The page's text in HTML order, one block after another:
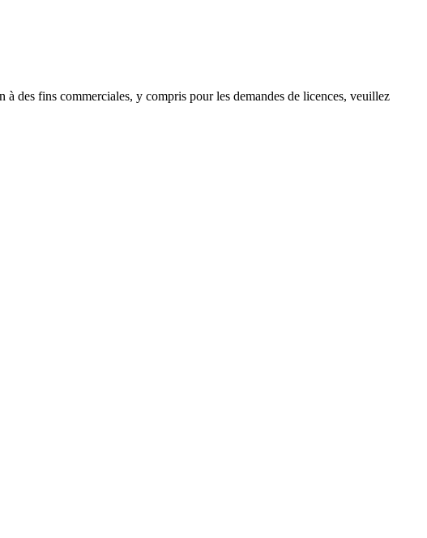
des fins commerciales, y compris pour les demandes de licences, veuillez